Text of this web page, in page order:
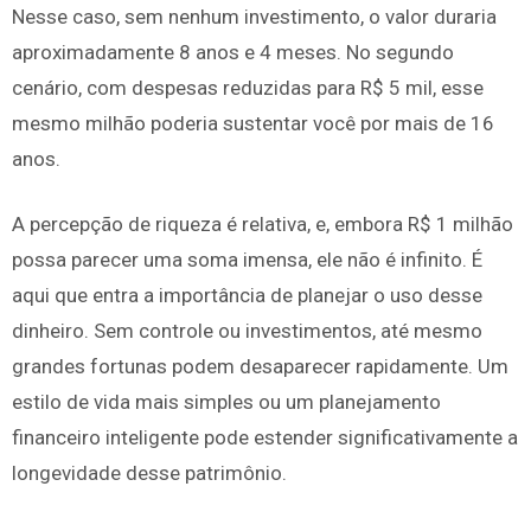
Nesse caso, sem nenhum investimento, o valor duraria
aproximadamente 8 anos e 4 meses. No segundo
cenário, com despesas reduzidas para R$ 5 mil, esse
mesmo milhão poderia sustentar você por mais de 16
anos.
A percepção de riqueza é relativa, e, embora R$ 1 milhão
possa parecer uma soma imensa, ele não é infinito. É
aqui que entra a importância de planejar o uso desse
dinheiro. Sem controle ou investimentos, até mesmo
grandes fortunas podem desaparecer rapidamente. Um
estilo de vida mais simples ou um planejamento
financeiro inteligente pode estender significativamente a
longevidade desse patrimônio.